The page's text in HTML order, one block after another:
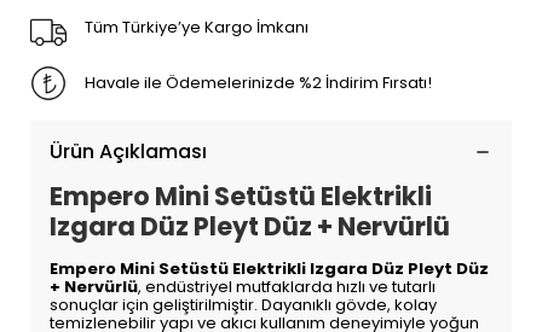
Tüm Türkiye’ye Kargo İmkanı
Havale ile Ödemelerinizde %2 İndirim Fırsatı!
Ürün Açıklaması
Empero Mini Setüstü Elektrikli
Izgara Düz Pleyt Düz + Nervürlü
Empero Mini Setüstü Elektrikli Izgara Düz Pleyt Düz
+ Nervürlü, endüstriyel mutfaklarda hızlı ve tutarlı
sonuçlar için geliştirilmiştir. Dayanıklı gövde, kolay
temizlenebilir yapı ve akıcı kullanım deneyimiyle yoğun